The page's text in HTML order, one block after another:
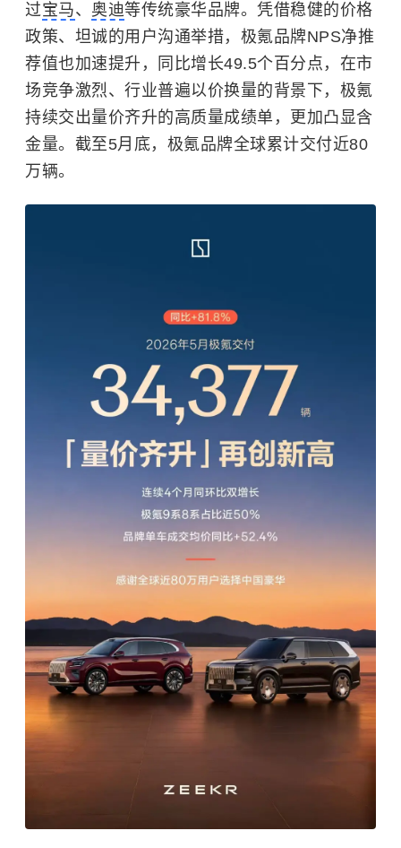
过宝马、 奥迪等传统豪华品牌。凭借稳健的价格
政策、坦诚的用户沟通举措，极氪品牌NPS净推
荐值也加速提升，同比增长49.5个百分点，在市
场竞争激烈、行业普遍以价换量的背景下，极氪
持续交出量价齐升的高质量成绩单，更加凸显含
金量。截至5月底，极氪品牌全球累计交付近80
万辆。